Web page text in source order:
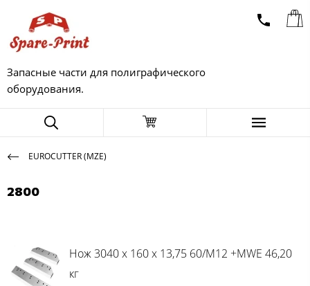
Запасные части для полиграфического
оборудования.
EUROCUTTER (MZE)
2800
Нож 3040 x 160 x 13,75 60/M12 +MWE 46,20
кг